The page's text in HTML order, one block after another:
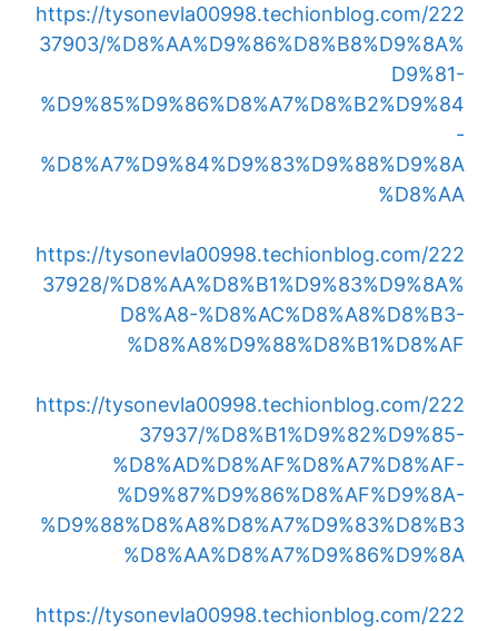
https://tysonevla00998.techionblog.com/222
37903/%D8%AA%D9%86%D8%B8%D9%8A%
D9%81-
%D9%85%D9%86%D8%A7%D8%B2%D9%84
-
%D8%A7%D9%84%D9%83%D9%88%D9%8A
%D8%AA
https://tysonevla00998.techionblog.com/222
37928/%D8%AA%D8%B1%D9%83%D9%8A%
D8%A8-%D8%AC%D8%A8%D8%B3-
%D8%A8%D9%88%D8%B1%D8%AF
https://tysonevla00998.techionblog.com/222
37937/%D8%B1%D9%82%D9%85-
%D8%AD%D8%AF%D8%A7%D8%AF-
%D9%87%D9%86%D8%AF%D9%8A-
%D9%88%D8%A8%D8%A7%D9%83%D8%B3
%D8%AA%D8%A7%D9%86%D9%8A
https://tysonevla00998.techionblog.com/222